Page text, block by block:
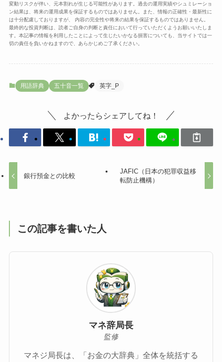
変動リスクが伴い、元本割れが生じる可能性があります。過去の運用実績やシュミレーショ
ン結果は、将来の運用成果を保証するものではありません。また、情報の正確性・最新性に
は十分配慮しておりますが、 内容の完全性や将来の結果を保証するものではありません。
最終的な投資判断は、読者ご自身の判断と責任において行っていただくようお願いいたしま
す。本記事の情報を利用したことによって生じたいかなる損害についても、当サイトでは一
切の責任を負いかねますので、あらかじめご了承ください。
用語辞典 五十音一覧 英字_P
よかったらシェアしてね！
銀行預金との比較
JAFIC（日本の犯罪収益移
転防止機構）
この記事を書いた人
マネ辞局長
監修
マネジ局長は、「お金の大辞典」全体を統括する